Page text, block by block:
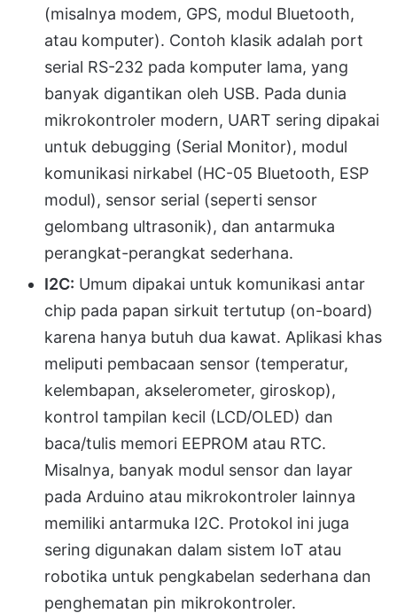
(misalnya modem, GPS, modul Bluetooth,
atau komputer). Contoh klasik adalah port
serial RS-232 pada komputer lama, yang
banyak digantikan oleh USB. Pada dunia
mikrokontroler modern, UART sering dipakai
untuk debugging (Serial Monitor), modul
komunikasi nirkabel (HC-05 Bluetooth, ESP
modul), sensor serial (seperti sensor
gelombang ultrasonik), dan antarmuka
perangkat-perangkat sederhana.
I2C: Umum dipakai untuk komunikasi antar
chip pada papan sirkuit tertutup (on-board)
karena hanya butuh dua kawat. Aplikasi khas
meliputi pembacaan sensor (temperatur,
kelembapan, akselerometer, giroskop),
kontrol tampilan kecil (LCD/OLED) dan
baca/tulis memori EEPROM atau RTC.
Misalnya, banyak modul sensor dan layar
pada Arduino atau mikrokontroler lainnya
memiliki antarmuka I2C. Protokol ini juga
sering digunakan dalam sistem IoT atau
robotika untuk pengkabelan sederhana dan
penghematan pin mikrokontroler.